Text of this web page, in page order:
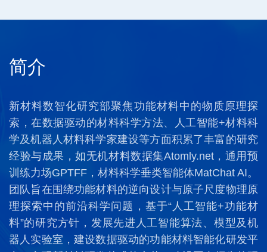
简介
新材料数智化研究部聚焦功能材料中的物质原理探
索，在数据驱动的材料科学方法、人工智能+材料科
学及机器人材料科学家建设等方面积累了丰富的研究
经验与成果，如无机材料数据集Atomly.net，通用预
训练力场GPTFF，材料科学垂类智能体MatChat AI。
团队旨在围绕功能材料的逆向设计与原子尺度物理原
理探索中的前沿科学问题，基于“人工智能+功能材
料”的研究方针，发展先进人工智能算法、模型及机
器人实验室，建设数据驱动的功能材料智能化研发平